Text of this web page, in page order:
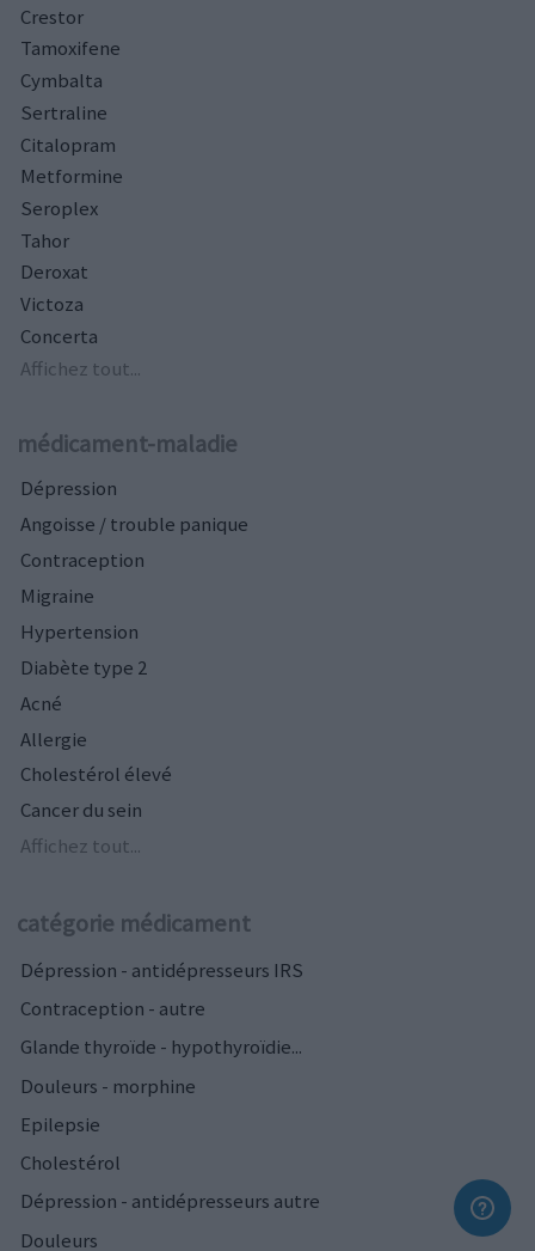
Crestor
Tamoxifene
Cymbalta
Sertraline
Citalopram
Metformine
Seroplex
Tahor
Deroxat
Victoza
Concerta
Affichez tout...
médicament-maladie
Dépression
Angoisse / trouble panique
Contraception
Migraine
Hypertension
Diabète type 2
Acné
Allergie
Cholestérol élevé
Cancer du sein
Affichez tout...
catégorie médicament
Dépression - antidépresseurs IRS
Contraception - autre
Glande thyroïde - hypothyroïdie...
Douleurs - morphine
Epilepsie
Cholestérol
Dépression - antidépresseurs autre
Douleurs